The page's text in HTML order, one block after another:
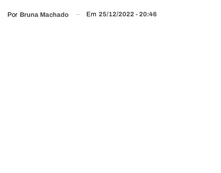
Por Bruna Machado Em 25/12/2022 - 20:46